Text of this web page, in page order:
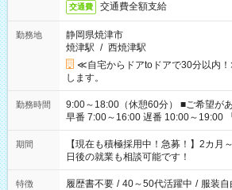
交通費 交通費全額支給
勤務地
静岡県焼津市
焼津駅 / 西焼津駅
≪自宅からドアtoドアで30分以内
します。
勤務時間
9:00～18:00（休憩60分） ■ご希望があれば下記シフトもOK！
早番 7:00～16:00 遅番 10:00～19:00 「家族と休みを合わせた
い」 「余裕を持って夕飯の準備がし
たくない」 など、ご希望を教えてくださいね。
の方へ 今ご覧のお仕事で希望する勤
の勤務時間。 合計で週40時間を超え
期間
【現在も積極採用中！急募！】2カ
日後の就業も相談可能です！
特徴 履歴書不要 / 40～50代活躍中 / 服装自